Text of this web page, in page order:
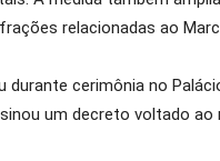
relacionadas ao
durante cerimônia no
um decreto voltado